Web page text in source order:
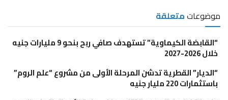
موضوعاتمتعلقة
“القابضة الكيماوية” تستهدف صافي ربح بنحو 9 مليارات جنيه
خلال 2026-2027
“الديار” القطرية تدشن المرحلة الأولى من مشروع “علم الروم”
باستثمارات 220 مليار جنيه